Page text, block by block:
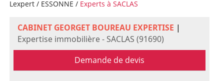
Lexpert/ ESSONNE / Experts à SACLAS
CABINET GEORGET BOUREAU EXPERTISE |
Expertise immobilière - SACLAS (91690)
Demande de devis